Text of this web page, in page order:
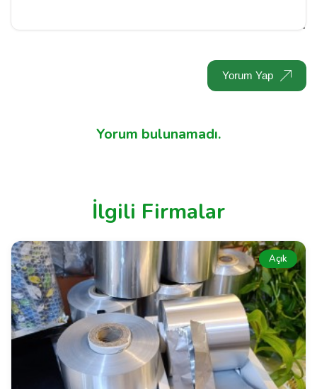
Yorum Yap
Yorum bulunamadı.
İlgili Firmalar
Açık